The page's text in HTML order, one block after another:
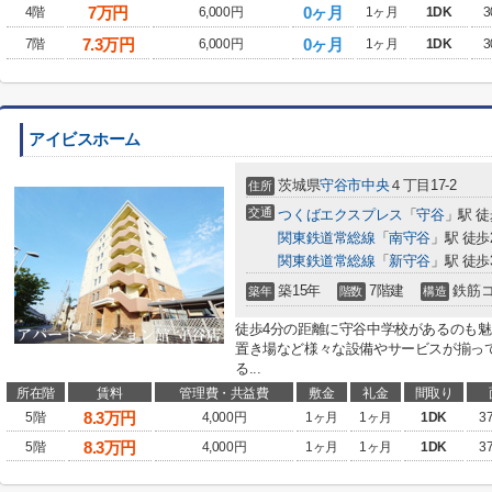
4階 7万円 6,000円 0ヶ月 1ヶ月 1DK
7階 7.3万円 6,000円 0ヶ月 1ヶ月 1DK
アイビスホーム
住所 茨城県守谷市中央４丁目17-2
交通 つくばエクスプレス 「守谷」駅
関東鉄道常総線 「南守谷 」駅 徒
関東鉄道常総線 「 新守谷 」駅 徒
築年 築15年 階数 7階建 構造 鉄筋
徒歩4分の距離に守谷中学校があるのも
置き場など様々な設備やサービスが揃
る...
所在階 賃料 管理費・共益費 敷金 礼金 間取り
5階
8.3万円 4,000円 1ヶ月 1ヶ月 1DK
5階
8.3万円 4,000円 1ヶ月 1ヶ月 1DK